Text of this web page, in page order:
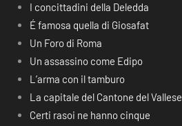
I concittadini della Deledda
É famosa quella di Giosafat
Un Foro di Roma
Un assassino come Edipo
L’arma con il tamburo
La capitale del Cantone del Vallese
Certi rasoi ne hanno cinque